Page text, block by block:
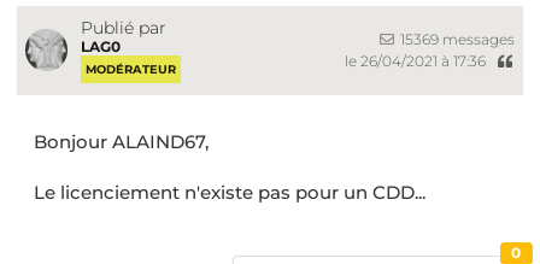
Publié par
LAG0
MODÉRATEUR
15369 messages
le 26/04/2021 à 17:36
Bonjour ALAIND67,
Le licenciement n'existe pas pour un CDD...
0